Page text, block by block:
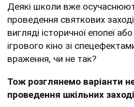
Деякі школи вже
проведення святкових
вигляді історичної епопеї
ігрового кіно зі
враження, чи не так?
Тож розглянемо варіанти
проведення шкільних